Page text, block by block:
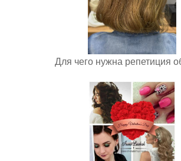
Для чего нужна репетиция